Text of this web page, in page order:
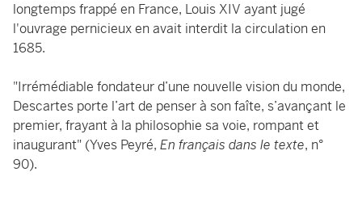
longtemps frappé en France, Louis XIV ayant jugé
l'ouvrage pernicieux en avait interdit la circulation en
1685.
"Irrémédiable fondateur d’une nouvelle vision du monde,
Descartes porte l’art de penser à son faîte, s’avançant le
premier, frayant à la philosophie sa voie, rompant et
inaugurant" (Yves Peyré, En français dans le texte, n°
90).